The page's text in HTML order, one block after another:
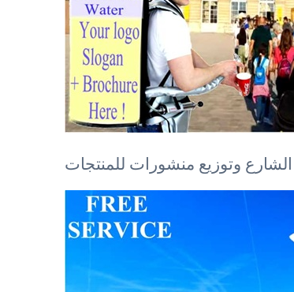
الشارع وتوزيع منشورات للمنتجات